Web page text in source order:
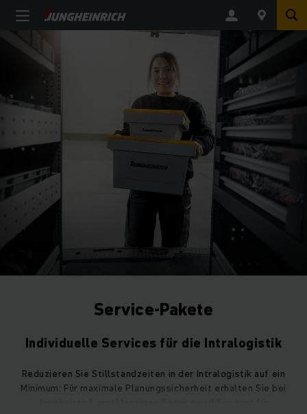
Service-Pakete
Individuelle Services für die Intralogistik
Reduzieren Sie Stillstandzeiten in der Intralogistik auf ein
Minimum: Für maximale Planungssicherheit erhalten Sie bei